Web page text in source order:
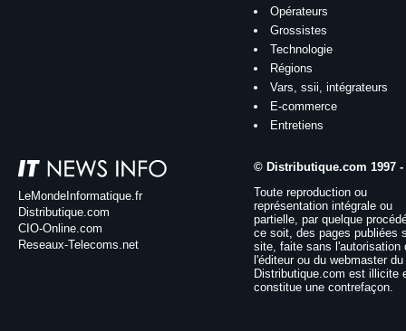
Opérateurs
Grossistes
Technologie
Régions
Vars, ssii, intégrateurs
E-commerce
Entretiens
LeMondeInformatique.fr
Distributique.com
CIO-Online.com
Reseaux-Telecoms.net
© Distributique.com 1997 -
Toute reproduction ou
représentation intégrale ou
partielle, par quelque
ce soit, des pages publiées
site, faite sans l'autorisation
l'éditeur ou du webmaster
Distributique.com est illicite
constitue une contrefaçon.